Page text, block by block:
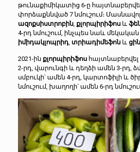
թունաքիմիկատից 6-ը
փորձաքննված 7 նմուշում։
ազոքսիստրոբին, քլորպիրիֆոսև
4-րդ նմուշում, ինչպես նաև մեկական
իմիդակլոպրիդ, տրիադիմեֆոնև
2021-ին քլորպիրիֆոս
2-րդ, վարունգի և դեղձի ամեն 3-րդ,
սմբուկի՝ ամեն 4-րդ, կարտոֆիլի և
նմուշում, խաղողի՝ ամեն 6-րդ